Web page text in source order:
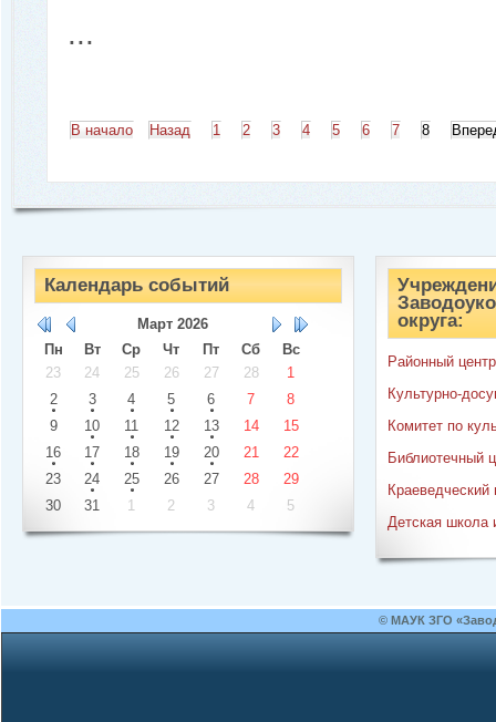
...
В начало Назад 1 2 3 4 5 6 7 8
Календарь событий
Март 2026
Пн
Вт Ср Чт Пт Сб
Вс
23
24 25 26 27 28
1
2
3 4 5 6 7
8
9
10 11 12 13 14
15
16
17 18 19 20 21
22
23
24 25 26 27 28
29
30
31 1 2 3 4 5
округа:
Районный
Культурно-
Комитет по
Библиотечный
Краеведческий
Детская школа
© МАУК ЗГО